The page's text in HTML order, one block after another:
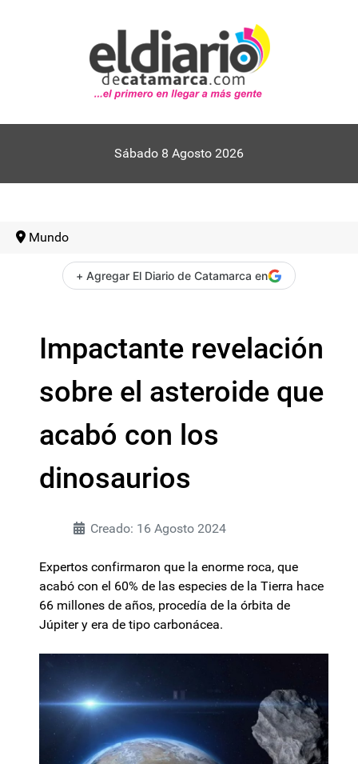
Sábado 8 Agosto 2026
Mundo
+ Agregar El Diario de Catamarca en
Impactante revelación
sobre el asteroide que
acabó con los
dinosaurios
Creado: 16 Agosto 2024
Expertos confirmaron que la enorme roca, que
acabó con el 60% de las especies de la Tierra hace
66 millones de años, procedía de la órbita de
Júpiter y era de tipo carbonácea.